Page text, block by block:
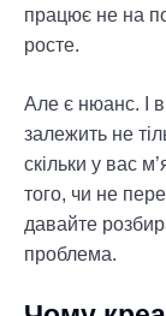
працює не на
росте.
Але є нюанс. І
залежить не
скільки у вас
того, чи не
давайте
проблема.